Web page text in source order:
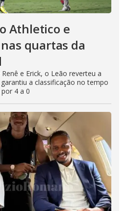
Athletico e
quartas da
e Erick, o Leão reverteu a
a classificação no tempo
4 a 0